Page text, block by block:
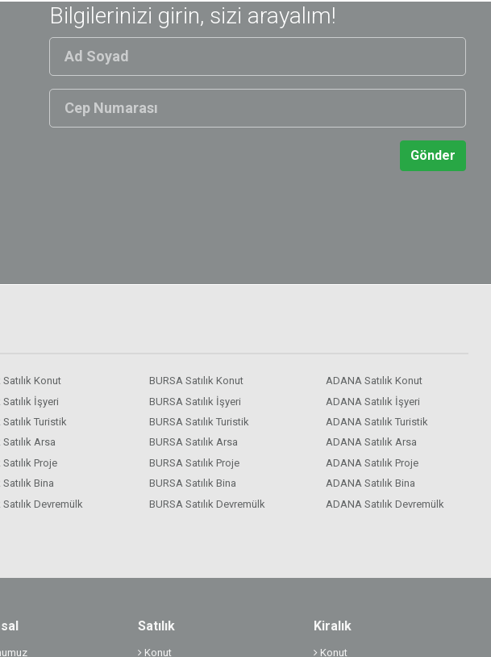
Bilgilerinizi girin, sizi arayalım!
Gönder
Konut
İşyeri
Turistik
Arsa
Proje
Bina
Devremülk
BURSA Satılık Konut
BURSA Satılık İşyeri
BURSA Satılık Turistik
BURSA Satılık Arsa
BURSA Satılık Proje
BURSA Satılık Bina
BURSA Satılık Devremülk
ADANA Satılık Konut
ADANA Satılık İşyeri
ADANA Satılık Turistik
ADANA Satılık Arsa
ADANA Satılık Proje
ADANA Satılık Bina
ADANA Satılık Devremülk
Satılık
Konut
Kiralık
Konut